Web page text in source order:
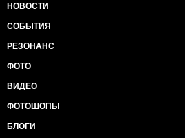
НОВОСТИ
СОБЫТИЯ
РЕЗОНАНС
ФОТО
ВИДЕО
ФОТОШОПЫ
БЛОГИ